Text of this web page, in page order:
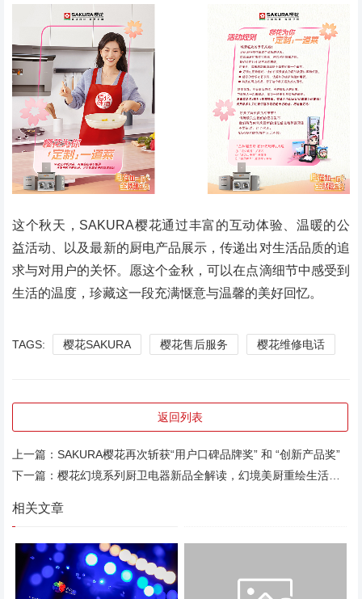
这个秋天，SAKURA樱花通过丰富的互动体验、温暖的公
益活动、以及最新的厨电产品展示，传递出对生活品质的追
求与对用户的关怀。愿这个金秋，可以在点滴细节中感受到
生活的温度，珍藏这一段充满惬意与温馨的美好回忆。
TAGS: 樱花SAKURA 樱花售后服务 樱花维修电话
返回列表
上一篇： SAKURA樱花再次斩获“用户口碑品牌奖” 和 “创新产品奖”
下一篇： 樱花幻境系列厨卫电器新品全解读，幻境美厨重绘生活意趣
相关文章